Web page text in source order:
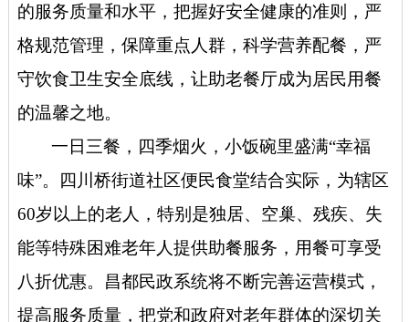
的服务质量和水平，把握好安全健康的准则，严
格规范管理，保障重点人群，科学营养配餐，严
守饮食卫生安全底线，让助老餐厅成为居民用餐
的温馨之地。
一日三餐，四季烟火，小饭碗里盛满“幸福
味”。四川桥街道社区便民食堂结合实际，为辖区
60岁以上的老人，特别是独居、空巢、残疾、失
能等特殊困难老年人提供助餐服务，用餐可享受
八折优惠。昌都民政系统将不断完善运营模式，
提高服务质量，把党和政府对老年群体的深切关